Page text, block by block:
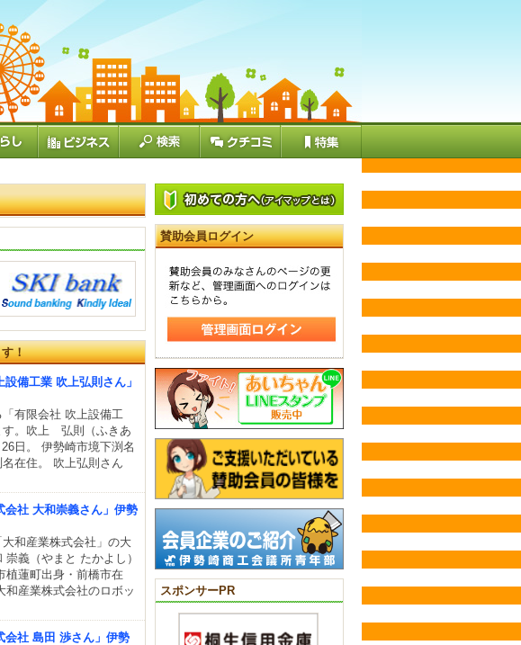
！
備工業 吹上弘則さん」
有限会社 吹上設備工
す。吹上 弘則（ふきあ
日。 伊勢崎市境下渕名
名在住。 吹上弘則さん
社 大和崇義さん」伊勢
和産業株式会社」の大
義（やまと たかよし）
植蓮町出身・前橋市在
和産業株式会社のロボッ
会社 島田 渉さん」伊勢
賛助会員ログイン
スポンサーPR